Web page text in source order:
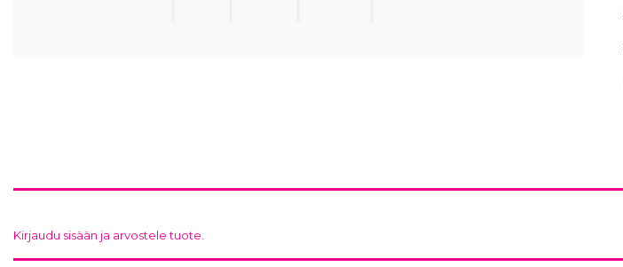
Kirjaudu sisään ja arvostele tuote.